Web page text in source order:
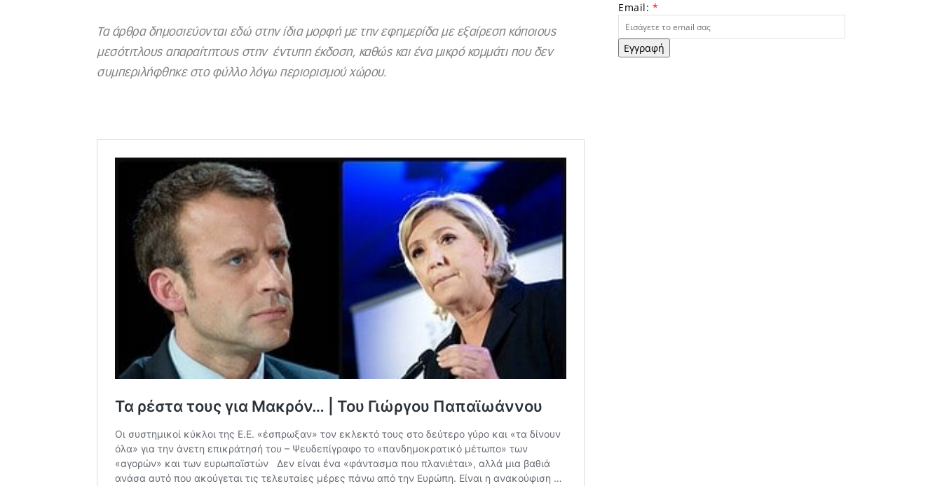
Τα άρθρα δημοσιεύονται εδώ στην ίδια μορφή με την εφημερίδα με εξαίρεση κάποιους
μεσότιτλους απαραίτητους στην έντυπη έκδοση, καθώς και ένα μικρό κομμάτι που δεν
συμπεριλήφθηκε στο φύλλο λόγω περιορισμού χώρου.
Email: *
Εγγραφή